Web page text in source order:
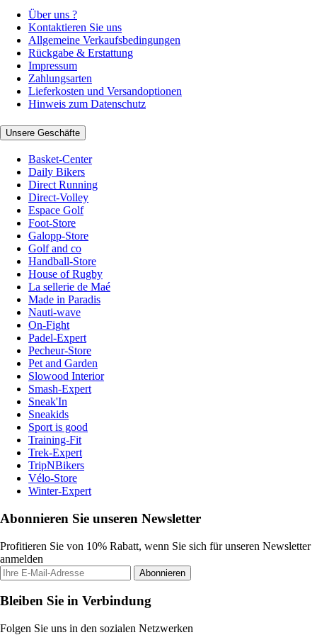
Über uns ?
Kontaktieren Sie uns
Allgemeine Verkaufsbedingungen
Rückgabe & Erstattung
Impressum
Zahlungsarten
Lieferkosten und Versandoptionen
Hinweis zum Datenschutz
Unsere Geschäfte
Basket-Center
Daily Bikers
Direct Running
Direct-Volley
Espace Golf
Foot-Store
Galopp-Store
Golf and co
Handball-Store
House of Rugby
La sellerie de Maé
Made in Paradis
Nauti-wave
On-Fight
Padel-Expert
Pecheur-Store
Pet and Garden
Slowood Interior
Smash-Expert
Sneak'In
Sneakids
Sport is good
Training-Fit
Trek-Expert
TripNBikers
Vélo-Store
Winter-Expert
Abonnieren Sie unseren Newsletter
Profitieren Sie von 10% Rabatt, wenn Sie sich für unseren Newsletter
anmelden
Abonnieren
Bleiben Sie in Verbindung
Folgen Sie uns in den sozialen Netzwerken